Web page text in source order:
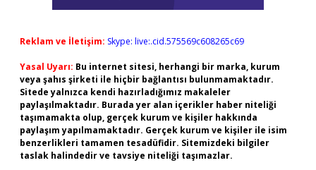
Reklam ve İletişim: Skype: live:.cid.575569c608265c69
Yasal Uyarı: Bu internet sitesi, herhangi bir marka, kurum
veya şahıs şirketi ile hiçbir bağlantısı bulunmamaktadır.
Sitede yalnızca kendi hazırladığımız makaleler
paylaşılmaktadır. Burada yer alan içerikler haber niteliği
taşımamakta olup, gerçek kurum ve kişiler hakkında
paylaşım yapılmamaktadır. Gerçek kurum ve kişiler ile isim
benzerlikleri tamamen tesadüfidir. Sitemizdeki bilgiler
taslak halindedir ve tavsiye niteliği taşımazlar.